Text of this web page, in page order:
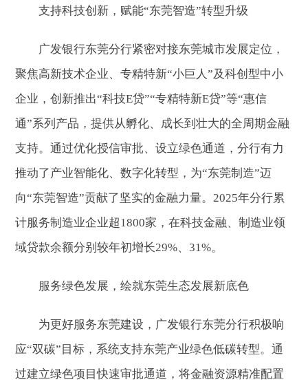
支持科技创新，赋能“东莞智造”转型升级
广发银行东莞分行紧密对接东莞城市发展定位，
聚焦高新技术企业、专精特新“小巨人”及科创型中小
企业，创新推出“科技E贷”“专精特新E贷”等“惠信
通”系列产品，提供从孵化、成长到壮大的全周期金融
支持。通过优化授信审批、设立绿色通道，分行有力
推动了产业智能化、数字化转型，为“东莞制造”迈
向“东莞智造”贡献了坚实的金融力量。2025年分行累
计服务制造业企业超1800家，在科技金融、制造业领
域贷款余额分别较年初增长29%、31%。
服务绿色发展，绘就东莞生态发展新底色
为更好服务东莞建设，广发银行东莞分行积极响
应“双碳”目标，系统支持东莞产业绿色低碳转型。通
过建立绿色项目快速审批通道，将金融资源精准配置